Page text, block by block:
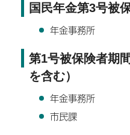
国民年金第3号被
年金事務所
第1号被保険者期
を含む）
年金事務所
市民課